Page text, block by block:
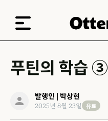
푸틴의 학습 ③
발행인 | 박상현
2025년 8월 23일 유료